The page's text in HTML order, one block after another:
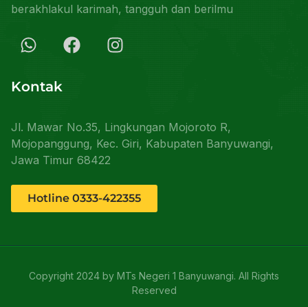
berakhlakul karimah, tangguh dan berilmu
Kontak
Jl. Mawar No.35, Lingkungan Mojoroto R,
Mojopanggung, Kec. Giri, Kabupaten Banyuwangi,
Jawa Timur 68422
Hotline 0333-422355
Copyright 2024 by MTs Negeri 1 Banyuwangi. All Rights
Reserved